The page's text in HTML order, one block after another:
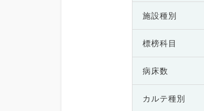
施設種別
標榜科目
病床数
カルテ種別